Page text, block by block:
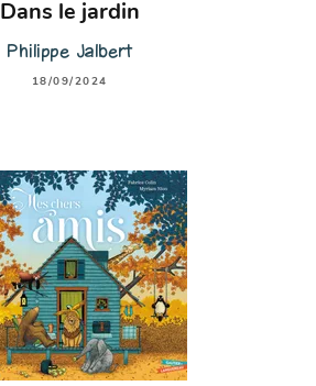
Dans le jardin
Philippe Jalbert
18/09/2024